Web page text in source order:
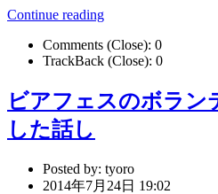
Continue reading
Comments (Close): 0
TrackBack (Close): 0
ビアフェスのボラン
した話し
Posted by: tyoro
2014年7月24日 19:02